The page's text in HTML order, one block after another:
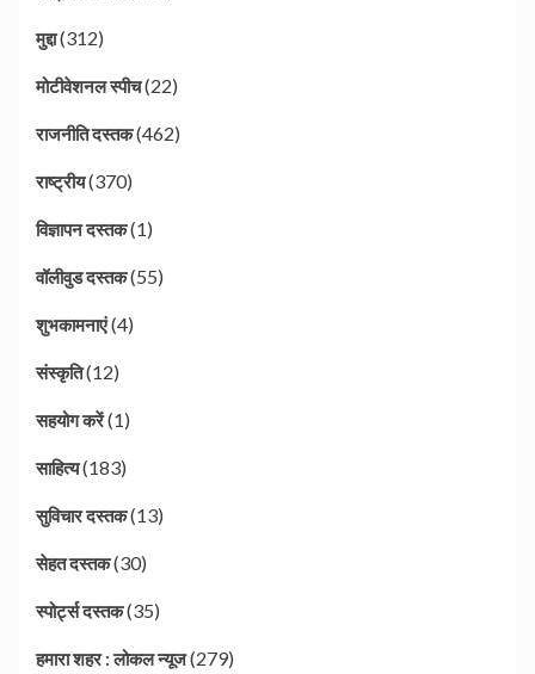
मुद्दा(312)
मोटीवेशनल स्पीच(22)
राजनीति दस्तक(462)
राष्ट्रीय(370)
विज्ञापन दस्तक(1)
वॉलीवुड दस्तक(55)
शुभकामनाएं(4)
संस्कृति(12)
सहयोग करें(1)
साहित्य(183)
सुविचार दस्तक(13)
सेहत दस्तक(30)
स्पोर्ट्स दस्तक(35)
हमारा शहर : लोकल न्यूज(279)